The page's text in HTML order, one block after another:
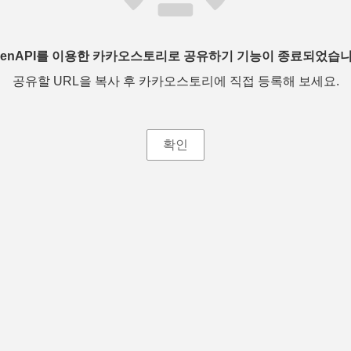
를 이용한 카카오스토리로 공유하기 기능이 종료되었습
공유할 URL을 복사 후 카카오스토리에 직접 등록해 보세요.
확인